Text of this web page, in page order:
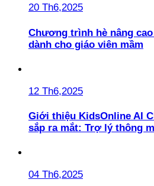
20 Th6,2025
Chương trình hè nâng cao
dành cho giáo viên mầm
12 Th6,2025
Giới thiệu KidsOnline AI
sắp ra mắt: Trợ lý thông
04 Th6,2025